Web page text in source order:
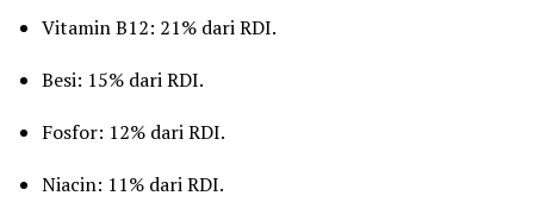
Vitamin B12: 21% dari RDI.
Besi: 15% dari RDI.
Fosfor: 12% dari RDI.
Niacin: 11% dari RDI.